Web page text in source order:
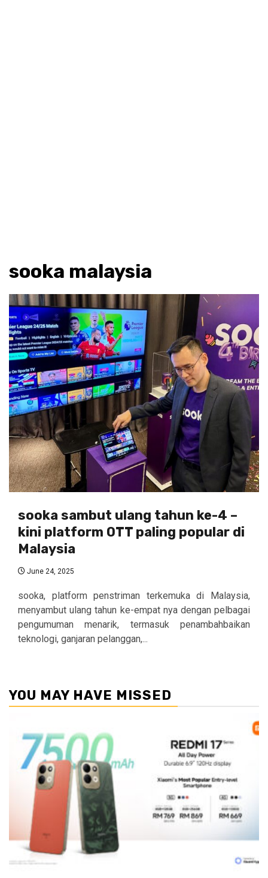
sooka malaysia
sooka sambut ulang tahun ke-4 –
kini platform OTT paling popular di
Malaysia
June 24, 2025
sooka, platform penstriman terkemuka di Malaysia,
menyambut ulang tahun ke-empat nya dengan pelbagai
pengumuman menarik, termasuk penambahbaikan
teknologi, ganjaran pelanggan,...
YOU MAY HAVE MISSED